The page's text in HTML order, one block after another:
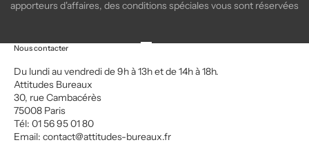
apporteurs d'affaires, des conditions spéciales vous sont réservées
Nous contacter
Du lundi au vendredi de 9h à 13h et de 14h à 18h.
Attitudes Bureaux
30, rue Cambacérès
75008 Paris
Tél: 01 56 95 01 80
Email: contact@attitudes-bureaux.fr